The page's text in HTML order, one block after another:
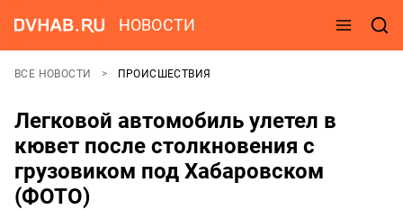
НОВОСТИ
ВСЕ НОВОСТИ ПРОИСШЕСТВИЯ
Легковой автомобиль улетел в
кювет после столкновения с
грузовиком под Хабаровском
(ФОТО)